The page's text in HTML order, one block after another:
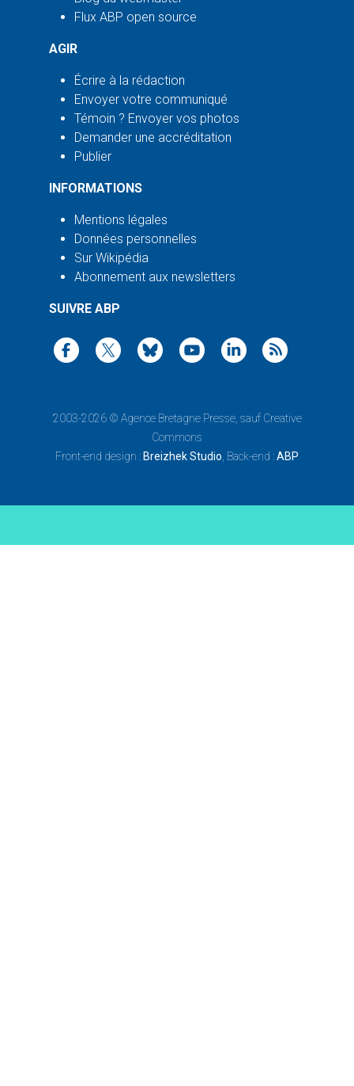
Flux ABP open source
AGIR
Écrire à la rédaction
Envoyer votre communiqué
Témoin ? Envoyer vos photos
Demander une accréditation
Publier
INFORMATIONS
Mentions légales
Données personnelles
Sur Wikipédia
Abonnement aux newsletters
SUIVRE ABP
2003-2026 © Agence Bretagne Presse, sauf Creative
Commons
Front-end design : Breizhek Studio , Back-end :ABP